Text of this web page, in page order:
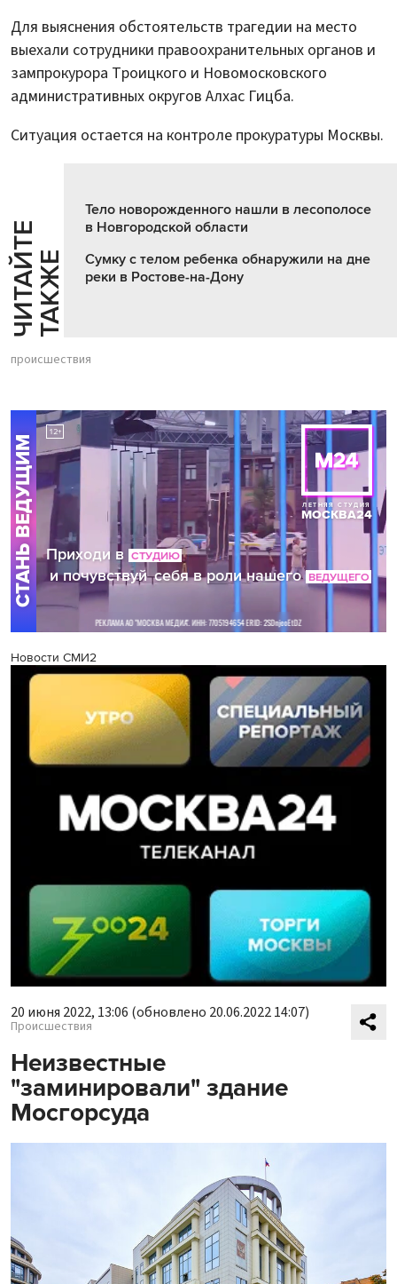
Для выяснения обстоятельств трагедии на место
выехали сотрудники правоохранительных органов и
зампрокурора Троицкого и Новомосковского
административных округов Алхас Гицба.
Ситуация остается на контроле прокуратуры Москвы.
Ч
И
Т
АЙ
Т
Е
Т
А
К
ЖЕ
Тело новорожденного нашли в лесополосе
в Новгородской области
Сумку с телом ребенка обнаружили на дне
реки в Ростове-на-Дону
происшествия
Новости СМИ2
20 июня 2022, 13:06 (обновлено 20.06.2022 14:07)
Происшествия
Неизвестные
"заминировали" здание
Мосгорсуда